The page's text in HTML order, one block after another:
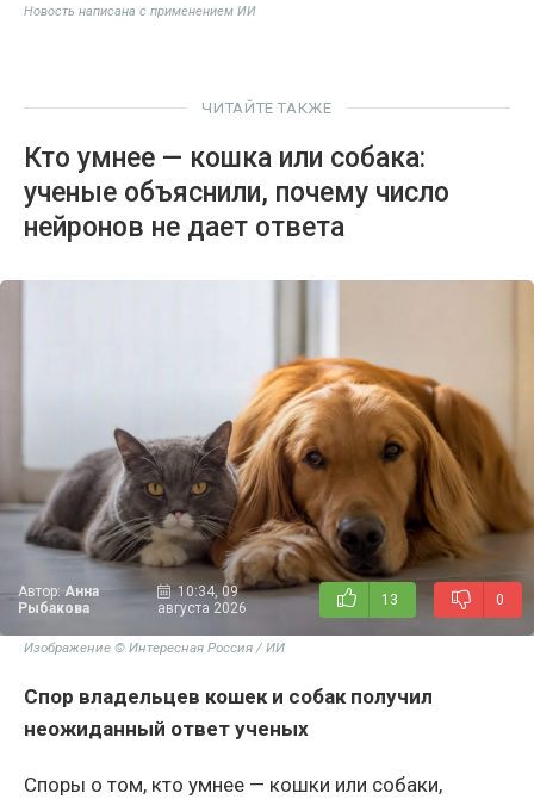
Новость написана с применением ИИ
ЧИТАЙТЕ ТАКЖЕ
Кто умнее — кошка или собака:
ученые объяснили, почему число
нейронов не дает ответа
Автор:Анна
Рыбакова
10:34, 09
августа 2026
13 0
Изображение © Интересная Россия / ИИ
Спор владельцев кошек и собак получил
неожиданный ответ ученых
Споры о том, кто умнее — кошки или собаки,